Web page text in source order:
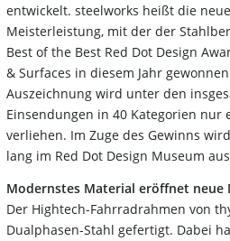
entwickelt. steelworks heißt die
Meisterleistung, mit der der
Best of the Best Red Dot Design
& Surfaces in diesem Jahr
Auszeichnung wird unter den
Einsendungen in 40 Kategorien nur
verliehen. Im Zuge des Gewinns
lang im Red Dot Design Museum
Modernstes Material eröffnet neue
Der Hightech-Fahrradrahmen von
Dualphasen-Stahl gefertigt. Dabei